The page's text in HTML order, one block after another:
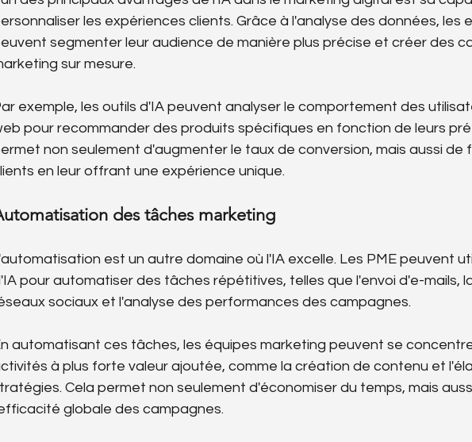
les expériences clients. Grâce à l'analyse des données, les
segmenter leur audience de manière plus précise et créer des
sur mesure.
exemple, les outils d'IA peuvent analyser le comportement des
pour recommander des produits spécifiques en fonction de leurs
non seulement d'augmenter le taux de conversion, mais aussi de
en leur offrant une expérience unique.
des tâches marketing
est un autre domaine où l'IA excelle. Les PME peuvent
pour automatiser des tâches répétitives, telles que l'envoi d'e-mails,
sociaux et l'analyse des performances des campagnes.
automatisant ces tâches, les équipes marketing peuvent se
à plus forte valeur ajoutée, comme la création de contenu et
Cela permet non seulement d'économiser du temps, mais
globale des campagnes.